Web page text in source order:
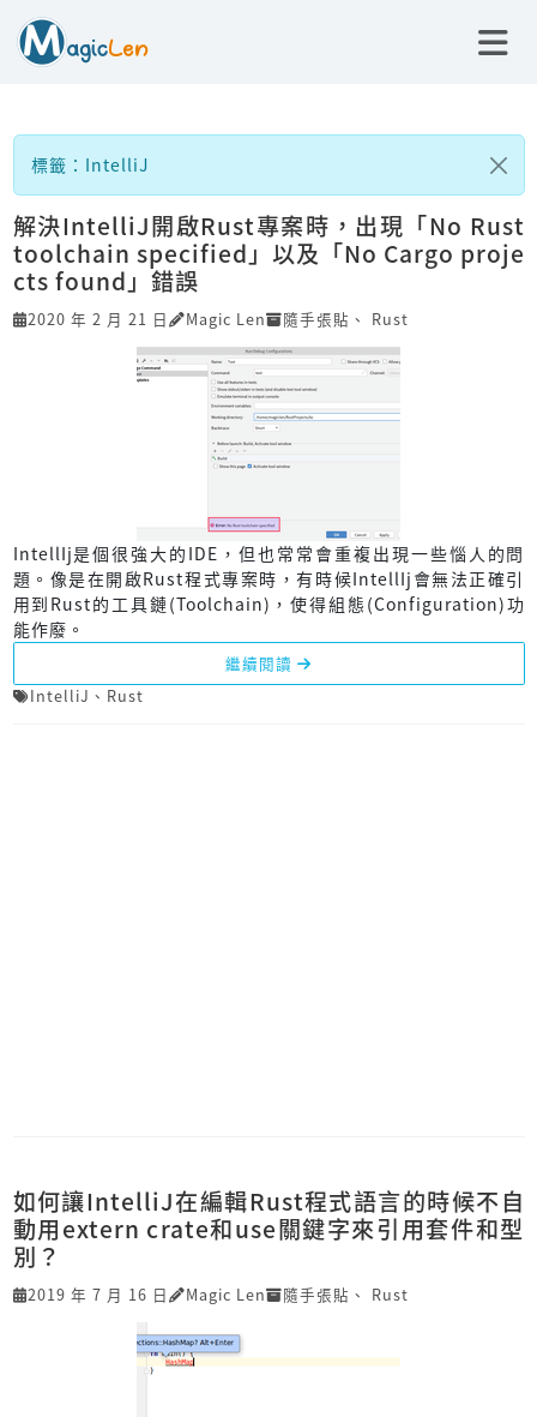
標籤：IntelliJ
解決IntelliJ開啟Rust專案時，出現「No Rust
toolchain specified」以及「No Cargo proje
cts found」錯誤
2020 年 2 月 21 日 Magic Len 隨手張貼 、 Rust
IntellIj是個很強大的IDE，但也常常會重複出現一些惱人的問
題。像是在開啟Rust程式專案時，有時候IntellIj會無法正確引
用到Rust的工具鏈(Toolchain)，使得組態(Configuration)功
能作廢。
繼續閱讀
IntelliJ 、 Rust
如何讓IntelliJ在編輯Rust程式語言的時候不自
動用extern crate和use關鍵字來引用套件和型
別？
2019 年 7 月 16 日 Magic Len 隨手張貼 、 Rust